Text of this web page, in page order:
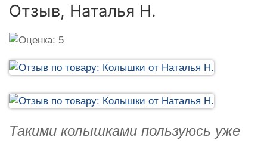
Отзыв, Наталья Н.
Такими колышками пользуюсь уже